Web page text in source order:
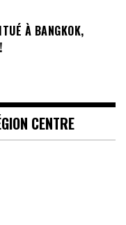
À BANGKOK,
CENTRE